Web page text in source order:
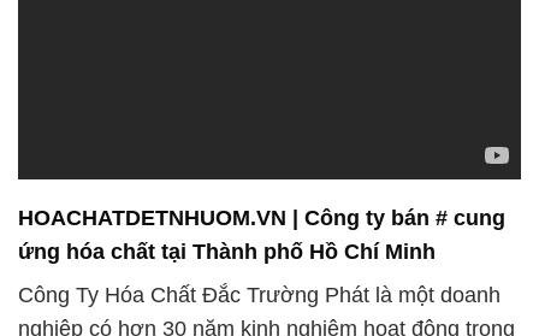
dựng được danh tiếng và vị thế là một trong những
đơn vị hàng đầu trong ngành cung ứng và phân
phối hóa chất trên toàn quốc.
Chúng tôi luôn đặt chất lượng lên hàng đầu và cam
kết rằng tất cả các sản phẩm của Đắc Trường Phát